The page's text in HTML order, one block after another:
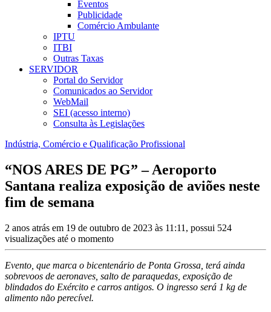
Eventos
Publicidade
Comércio Ambulante
IPTU
ITBI
Outras Taxas
SERVIDOR
Portal do Servidor
Comunicados ao Servidor
WebMail
SEI (acesso interno)
Consulta às Legislações
Indústria, Comércio e Qualificação Profissional
“NOS ARES DE PG” – Aeroporto
Santana realiza exposição de aviões neste
fim de semana
2 anos atrás em 19 de outubro de 2023 às 11:11, possui 524
visualizações até o momento
Evento, que marca o bicentenário de Ponta Grossa, terá ainda
sobrevoos de aeronaves, salto de paraquedas, exposição de
blindados do Exército e carros antigos. O ingresso será 1 kg de
alimento não perecível.